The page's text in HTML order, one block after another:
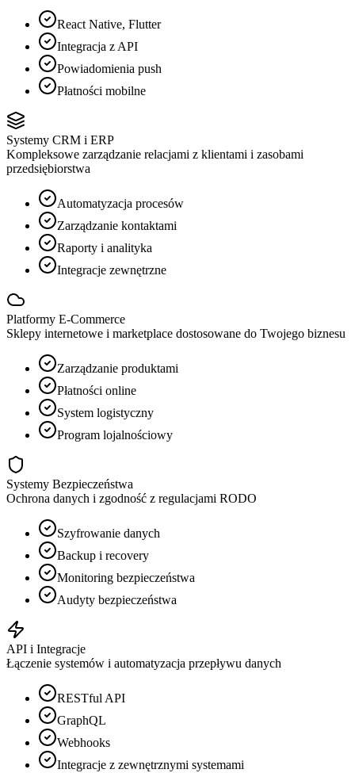
React Native, Flutter
Integracja z API
Powiadomienia push
Płatności mobilne
Systemy CRM i ERP
Kompleksowe zarządzanie relacjami z klientami i zasobami
przedsiębiorstwa
Automatyzacja procesów
Zarządzanie kontaktami
Raporty i analityka
Integracje zewnętrzne
Platformy E-Commerce
Sklepy internetowe i marketplace dostosowane do Twojego biznesu
Zarządzanie produktami
Płatności online
System logistyczny
Program lojalnościowy
Systemy Bezpieczeństwa
Ochrona danych i zgodność z regulacjami RODO
Szyfrowanie danych
Backup i recovery
Monitoring bezpieczeństwa
Audyty bezpieczeństwa
API i Integracje
Łączenie systemów i automatyzacja przepływu danych
RESTful API
GraphQL
Webhooks
Integracje z zewnętrznymi systemami